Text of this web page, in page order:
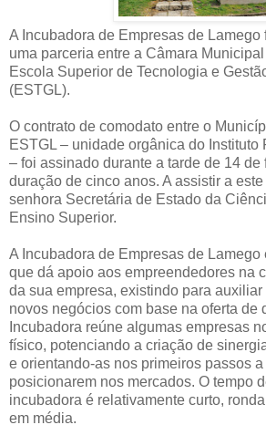
A Incubadora de Empresas de
uma parceria entre a Câmara
Escola Superior de Tecnologia e
(ESTGL).
O contrato de comodato entre o
ESTGL – unidade orgânica do Instituto
– foi assinado durante a tarde de 14 de
duração de cinco anos. A assistir a
senhora Secretária de Estado da
Ensino Superior.
A Incubadora de Empresas de
que dá apoio aos empreendedores na
da sua empresa, existindo para
novos negócios com base na oferta de
Incubadora reúne algumas empresas
físico, potenciando a criação de
e orientando-as nos primeiros passos
posicionarem nos mercados. O tempo
incubadora é relativamente curto,
em média.